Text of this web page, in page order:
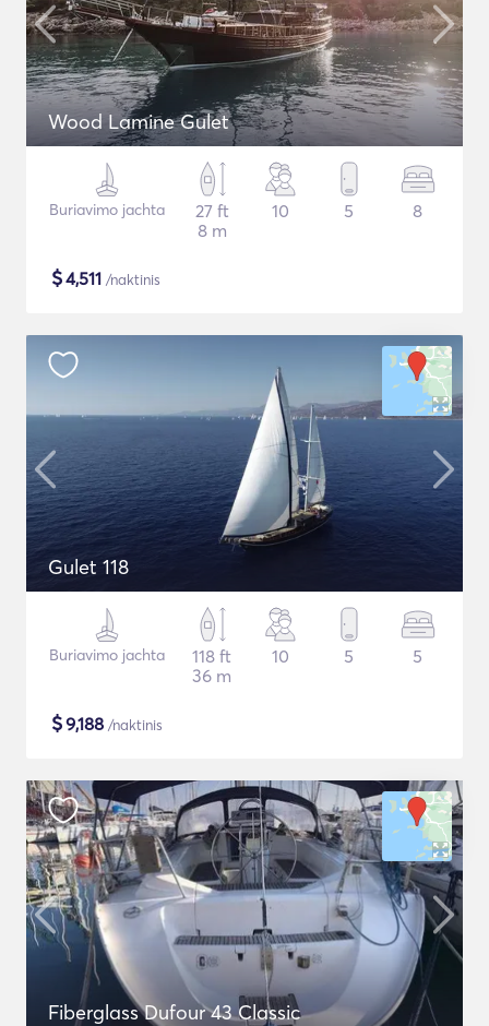
Wood Lamine Gulet
Buriavimo jachta
27 ft
8 m
10 5 8
$4,511 /naktinis
Gulet 118
Buriavimo jachta
118 ft
36 m
10 5 5
$9,188 /naktinis
Fiberglass Dufour 43 Classic